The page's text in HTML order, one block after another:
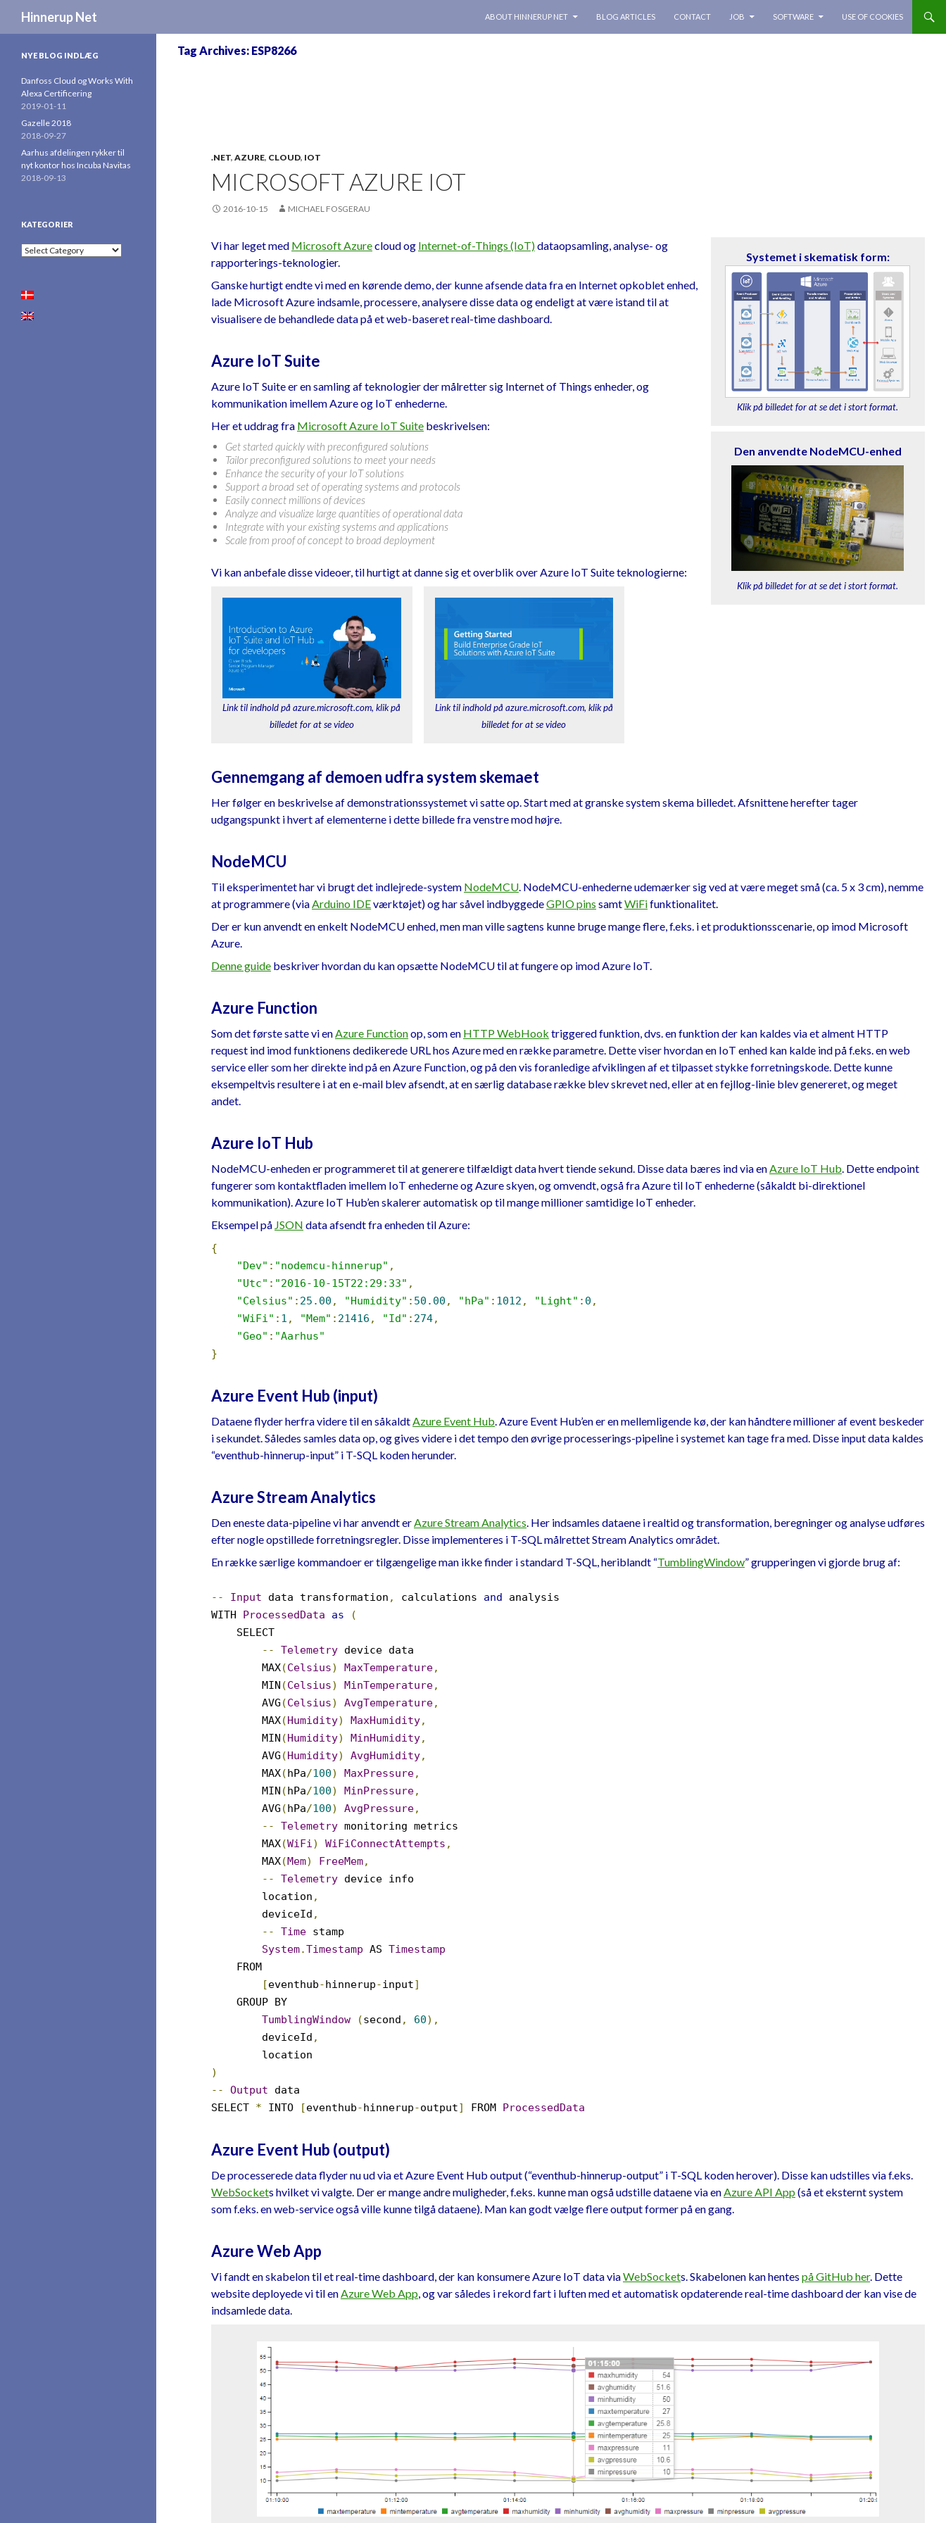
Hinnerup Net
ABOUT HINNERUP NET
BLOG ARTICLES CONTACT JOB SOFTWARE USE OF COOKIES
Tag Archives: ESP8266
.NET, AZURE, CLOUD, IOT
MICROSOFT AZURE IOT
2016-10-15 MICHAEL FOSGERAU
Systemet i skematisk form:
Klik på billedet for at se det i stort format.
Den anvendte NodeMCU-enhed
Klik på billedet for at se det i stort format.
Vi har leget med Microsoft Azurecloud og Internet-of-Things (IoT)dataopsamling, analyse- og
rapporterings-teknologier.
Ganske hurtigt endte vi med en kørende demo, der kunne afsende data fra en Internet opkoblet enhed,
lade Microsoft Azure indsamle, processere, analysere disse data og endeligt at være istand til at
visualisere de behandlede data på et web-baseret real-time dashboard.
Azure IoT Suite
Azure IoT Suite er en samling af teknologier der målretter sig Internet of Things enheder, og
kommunikation imellem Azure og IoT enhederne.
Her et uddrag fra Microsoft Azure IoT Suite beskrivelsen:
Get started quickly with preconfigured solutions
Tailor preconfigured solutions to meet your needs
Enhance the security of your IoT solutions
Support a broad set of operating systems and protocols
Easily connect millions of devices
Analyze and visualize large quantities of operational data
Integrate with your existing systems and applications
Scale from proof of concept to broad deployment
Vi kan anbefale disse videoer, til hurtigt at danne sig et overblik over Azure IoT Suite teknologierne:
Link til indhold på azure.microsoft.com, klik på
billedet for at se video
Link til indhold på azure.microsoft.com, klik på
billedet for at se video
Gennemgang af demoen udfra system skemaet
Her følger en beskrivelse af demonstrationssystemet vi satte op. Start med at granske system skema billedet. Afsnittene herefter tager
udgangspunkt i hvert af elementerne i dette billede fra venstre mod højre.
NodeMCU
Til eksperimentet har vi brugt det indlejrede-system NodeMCU . NodeMCU-enhederne udemærker sig ved at være meget små (ca. 5 x 3 cm), nemme
at programmere (via Arduino IDEværktøjet) og har såvel indbyggedeGPIO pins samtWiFifunktionalitet.
Der er kun anvendt en enkelt NodeMCU enhed, men man ville sagtens kunne bruge mange flere, f.eks. i et produktionsscenarie, op imod Microsoft
Azure.
Denne guide beskriver hvordan du kan opsætte NodeMCU til at fungere op imod Azure IoT.
Azure Function
Som det første satte vi en Azure Functionop, som en HTTP WebHook triggered funktion, dvs. en funktion der kan kaldes via et alment HTTP
request ind imod funktionens dedikerede URL hos Azure med en række parametre. Dette viser hvordan en IoT enhed kan kalde ind på f.eks. en web
service eller som her direkte ind på en Azure Function, og på den vis foranledige afviklingen af et tilpasset stykke forretningskode. Dette kunne
eksempeltvis resultere i at en e-mail blev afsendt, at en særlig database række blev skrevet ned, eller at en fejllog-linie blev genereret, og meget
andet.
Azure IoT Hub
NodeMCU-enheden er programmeret til at generere tilfældigt data hvert tiende sekund. Disse data bæres ind via en Azure IoT Hub . Dette endpoint
fungerer som kontaktfladen imellem IoT enhederne og Azure skyen, og omvendt, også fra Azure til IoT enhederne (såkaldt bi-direktionel
kommunikation). Azure IoT Hub’en skalerer automatisk op til mange millioner samtidige IoT enheder.
Eksempel på JSON data afsendt fra enheden til Azure:
{
"Dev" : "nodemcu-hinnerup" ,
"Utc" : "2016-10-15T22:29:33" ,
"Celsius" : 25.00 , "Humidity" : 50.00 , "hPa" : 1012 , "Light" : 0 ,
"WiFi" : 1 , "Mem" : 21416 , "Id" : 274,
"Geo" : "Aarhus"
}
Azure Event Hub (input)
Dataene flyder herfra videre til en såkaldt Azure Event Hub . Azure Event Hub’en er en mellemligende kø, der kan håndtere millioner af event beskeder
i sekundet. Således samles data op, og gives videre i det tempo den øvrige processerings-pipeline i systemet kan tage fra med. Disse input data kaldes
“eventhub-hinnerup-input” i T-SQL koden herunder.
Azure Stream Analytics
Den eneste data-pipeline vi har anvendt er Azure Stream Analytics . Her indsamles dataene i realtid og transformation, beregninger og analyse udføres
efter nogle opstillede forretningsregler. Disse implementeres i T-SQL målrettet Stream Analytics området.
En række særlige kommandoer er tilgængelige man ikke finder i standard T-SQL, heriblandt “TumblingWindow” grupperingen vi gjorde brug af:
-- Input data transformation , calculations and analysis
WITH ProcessedData as
(
SELECT
--
Telemetry device data
MAX(Celsius) MaxTemperature,
MIN (Celsius) MinTemperature,
AVG(Celsius) AvgTemperature,
MAX(Humidity) MaxHumidity,
MIN (Humidity) MinHumidity,
AVG(Humidity) AvgHumidity,
MAX(hPa/100) MaxPressure,
MIN (hPa/100) MinPressure,
AVG(hPa/100) AvgPressure,
--
Telemetry monitoring metrics
MAX(WiFi ) WiFiConnectAttempts ,
MAX(Mem) FreeMem,
--
Telemetry device info
location ,
deviceId ,
--
Time stamp
System.Timestamp AS Timestamp
FROM
[eventhub-hinnerup-input]
GROUP BY
TumblingWindow
(second , 60),
deviceId ,
location
)
--
Output data
SELECT * INTO [eventhub-hinnerup-output] FROM ProcessedData
Azure Event Hub (output)
De processerede data flyder nu ud via et Azure Event Hub output (“eventhub-hinnerup-output” i T-SQL koden herover). Disse kan udstilles via f.eks.
WebSockets hvilket vi valgte. Der er mange andre muligheder, f.eks. kunne man også udstille dataene via en Azure API App (så et eksternt system
som f.eks. en web-service også ville kunne tilgå dataene). Man kan godt vælge flere output former på en gang.
Azure Web App
Vi fandt en skabelon til et real-time dashboard, der kan konsumere Azure IoT data viaWebSockets. Skabelonen kan hentes på GitHub her. Dette
website deployede vi til en Azure Web App , og var således i rekord fart i luften med et automatisk opdaterende real-time dashboard der kan vise de
indsamlede data.
NYE BLOG INDLÆG
Danfoss Cloud og Works With
Alexa Certificering
2019-01-11
Gazelle 2018
2018-09-27
Aarhus afdelingen rykker til
nyt kontor hos Incuba Navitas
2018-09-13
KATEGORIER
Kategorier